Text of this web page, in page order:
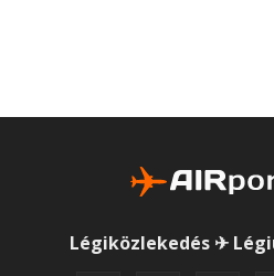
Légiközlekedés ✈